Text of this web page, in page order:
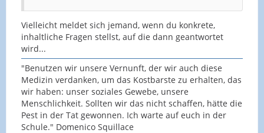
Vielleicht meldet sich jemand, wenn du konkrete,
inhaltliche Fragen stellst, auf die dann geantwortet
wird...
"Benutzen wir unsere Vernunft, der wir auch diese
Medizin verdanken, um das Kostbarste zu erhalten, das
wir haben: unser soziales Gewebe, unsere
Menschlichkeit. Sollten wir das nicht schaffen, hätte die
Pest in der Tat gewonnen. Ich warte auf euch in der
Schule." Domenico Squillace